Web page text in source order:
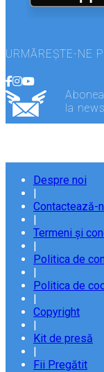
URMĂREȘTE-NE
la
Despre noi
|
Contactează-
|
Termeni și
|
Politica de
|
Politica de
|
Copyright
|
Kit de presă
|
Fii Pregătit